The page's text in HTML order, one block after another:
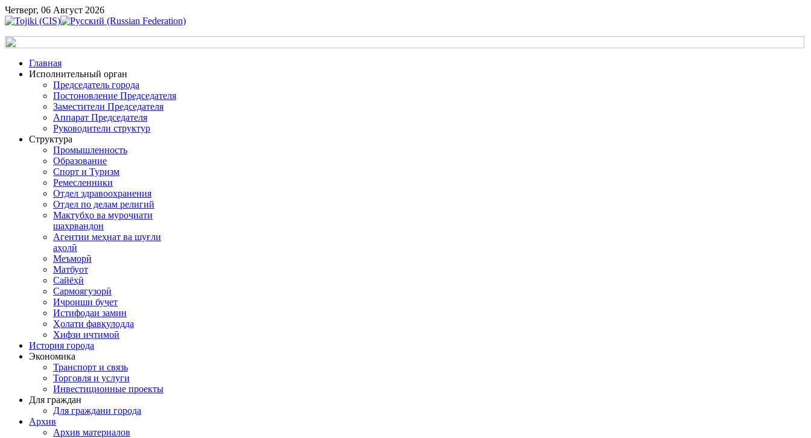
Четверг, 06 Август 2026
Главная
Исполнительный орган
Председатель города
Постоновление Председателя
Заместители Председателя
Аппарат Председателя
Руководители структур
Структура
Промышленность
Образование
Спорт и Туризм
Ремесленники
Отдел здравоохранения
Отдел по делам религий
Мактубҳо ва муроҷиати
шаҳрвандон
Агентии меҳнат ва шуғли
аҳолӣ
Меъморӣ
Матбуот
Сайёҳӣ
Сармоягузорӣ
Иҷроиши буҷет
Истифодаи замин
Ҳолати фавқулодда
Хифзи иҷтимоӣ
История города
Экономика
Транспорт и связь
Торговля и услуги
Инвестиционные проекты
Для граждан
Для граждани города
Архив
Архив материалов